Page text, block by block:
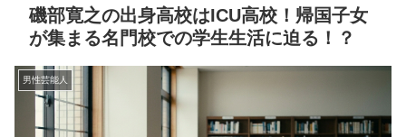
磯部寛之の出身高校はICU高校！帰国子女
が集まる名門校での学生生活に迫る！？
男性芸能人